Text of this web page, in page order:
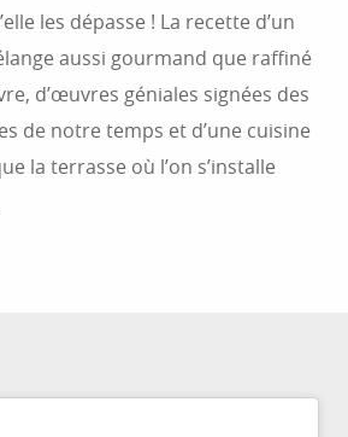
les dépasse ! La recette d’un
aussi gourmand que raffiné
d’œuvres géniales signées des
de notre temps et d’une cuisine
la terrasse où l’on s’installe